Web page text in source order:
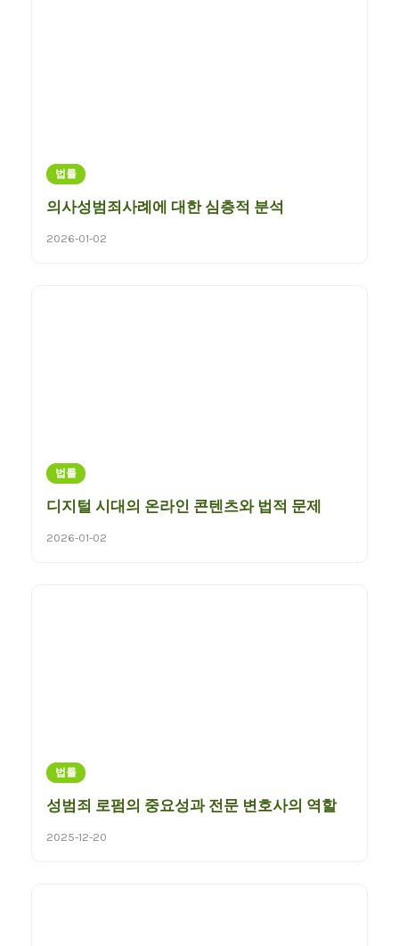
법률
의사성범죄사례에 대한 심층적 분석
2026-01-02
법률
디지털 시대의 온라인 콘텐츠와 법적 문제
2026-01-02
법률
성범죄 로펌의 중요성과 전문 변호사의 역할
2025-12-20